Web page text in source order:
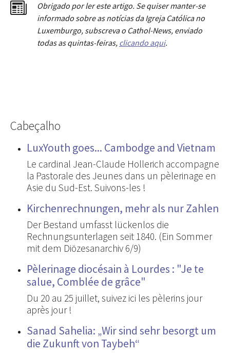
Obrigado por ler este artigo. Se quiser manter-se
informado sobre as notícias da Igreja Católica no
Luxemburgo, subscreva o Cathol-News, enviado
todas as quintas-feiras, clicando aqui.
Cabeçalho
LuxYouth goes... Cambodge and Vietnam
Le cardinal Jean-Claude Hollerich accompagne
la Pastorale des Jeunes dans un pèlerinage en
Asie du Sud-Est. Suivons-les !
Kirchenrechnungen, mehr als nur Zahlen
Der Bestand umfasst lückenlos die
Rechnungsunterlagen seit 1840. (Ein Sommer
mit dem Diözesanarchiv 6/9)
Pèlerinage diocésain à Lourdes : "Je te
salue, Comblée de grâce"
Du 20 au 25 juillet, suivez ici les pèlerins jour
après jour !
Sanad Sahelia: „Wir sind sehr besorgt um
die Zukunft von Taybeh“